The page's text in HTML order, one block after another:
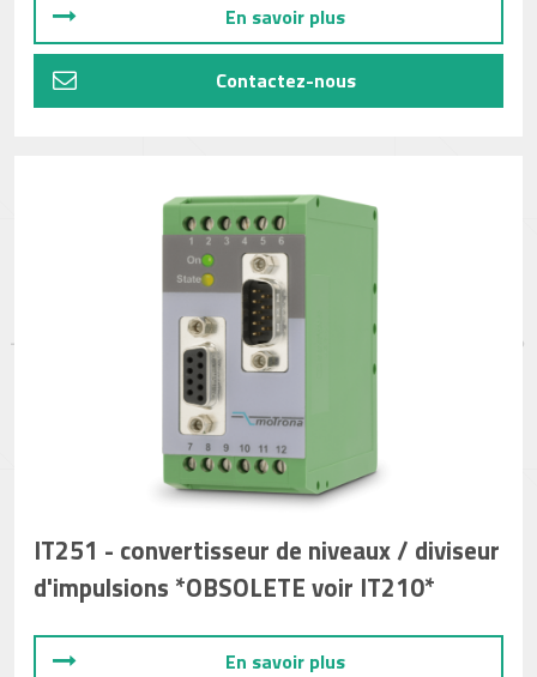
En savoir plus
Contactez-nous
IT251 - convertisseur de niveaux / diviseur
d'impulsions *OBSOLETE voir IT210*
En savoir plus